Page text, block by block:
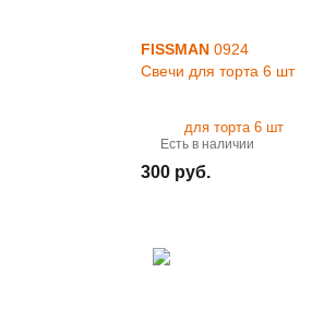
FISSMAN 0924
Свечи для торта 6 шт
Есть в наличии
300 руб.